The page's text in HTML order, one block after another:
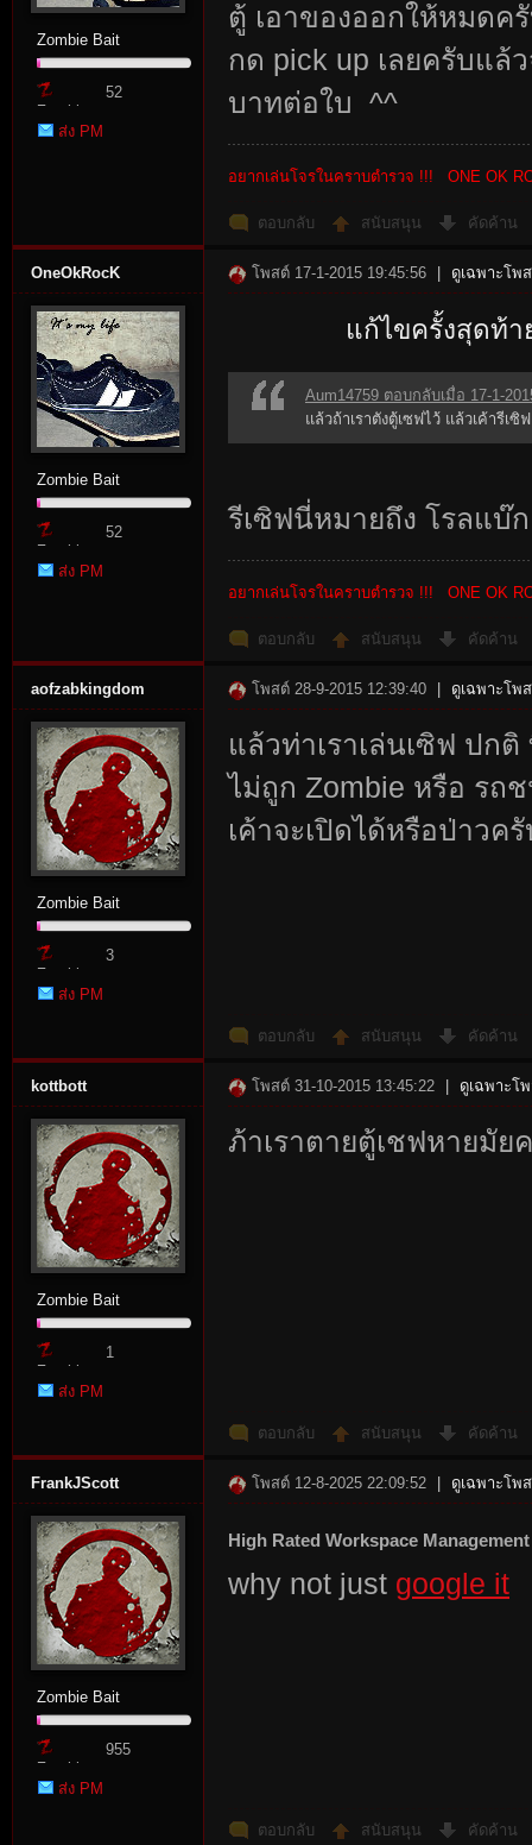
Zombie Bait
Zombie
Point
52
ส่ง PM
ตู้ เอาของออกให้หมดค
กด pick up เลยครับแล้
บาทต่อใบ ^^
อยากเล่นโจรในคราบตำรวจ !!! ONE OK
ตอบกลับ สนับสนุน คัดค้าน
OneOkRocK
Zombie Bait
Zombie
Point
52
ส่ง PM
โพสต์ 17-1-2015 19:45:56 ดูเฉพาะโพ
แก้ไขครั้งสุดท้า
Aum14759 ตอบกลับเมื่อ 17-1-
แล้วถ้าเราตังตู้เซฟไว้ แล้วเค้ารีเ
รีเซิฟนี่หมายถึง โรลแบ๊
อยากเล่นโจรในคราบตำรวจ !!! ONE OK
ตอบกลับ สนับสนุน คัดค้าน
aofzabkingdom
Zombie Bait
Zombie
Point
3
ส่ง PM
โพสต์ 28-9-2015 12:39:40 ดูเฉพาะโพ
แล้วท่าเราเล่นเซิฟ ปกติ
ไม่ถูก Zombie หรือ รถ
เค้าจะเปิดได้หรือป่าวค
ตอบกลับ สนับสนุน คัดค้าน
kottbott
Zombie Bait
Zombie
Point
1
ส่ง PM
โพสต์ 31-10-2015 13:45:22 ดูเฉพาะโ
ภ้าเราตายตู้เชฟหายมั
ตอบกลับ สนับสนุน คัดค้าน
FrankJScott
Zombie Bait
Zombie
Point
955
ส่ง PM
โพสต์ 12-8-2025 22:09:52 ดูเฉพาะโพ
High Rated Workspace
why not just google it
ตอบกลับ สนับสนุน คัดค้าน